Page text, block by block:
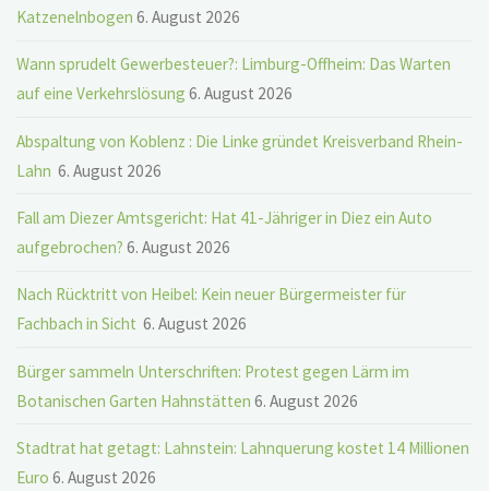
Katzenelnbogen 6. August 2026
Wann sprudelt Gewerbesteuer?: Limburg-Offheim: Das Warten
auf eine Verkehrslösung 6. August 2026
Abspaltung von Koblenz : Die Linke gründet Kreisverband Rhein-
Lahn 6. August 2026
Fall am Diezer Amtsgericht: Hat 41-Jähriger in Diez ein Auto
aufgebrochen? 6. August 2026
Nach Rücktritt von Heibel: Kein neuer Bürgermeister für
Fachbach in Sicht 6. August 2026
Bürger sammeln Unterschriften: Protest gegen Lärm im
Botanischen Garten Hahnstätten 6. August 2026
Stadtrat hat getagt: Lahnstein: Lahnquerung kostet 14 Millionen
Euro 6. August 2026